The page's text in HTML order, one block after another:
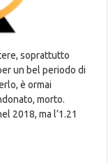
soprattutto
un bel periodo di
è ormai
morto.
2018, ma l’1.21